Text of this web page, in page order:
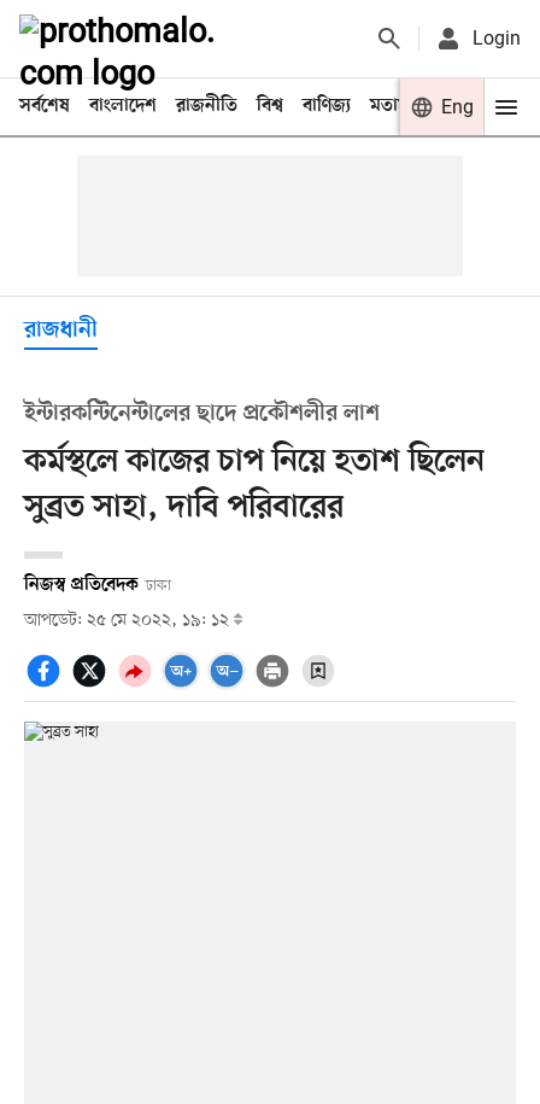
Login
সর্বশেষ বাংলাদেশ রাজনীতি বিশ্ব বাণিজ্য মতামত খেলা
Eng
রাজধানী
ইন্টারকন্টিনেন্টালের ছাদে প্রকৌশলীর লাশ
কর্মস্থলে কাজের চাপ নিয়ে হতাশ ছিলেন
সুব্রত সাহা, দাবি পরিবারের
নিজস্ব প্রতিবেদক ঢাকা
আপডেট: ২৫ মে ২০২২, ১৯: ১২